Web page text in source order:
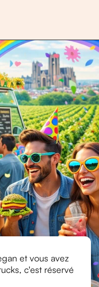
et vous avez
c'est réservé